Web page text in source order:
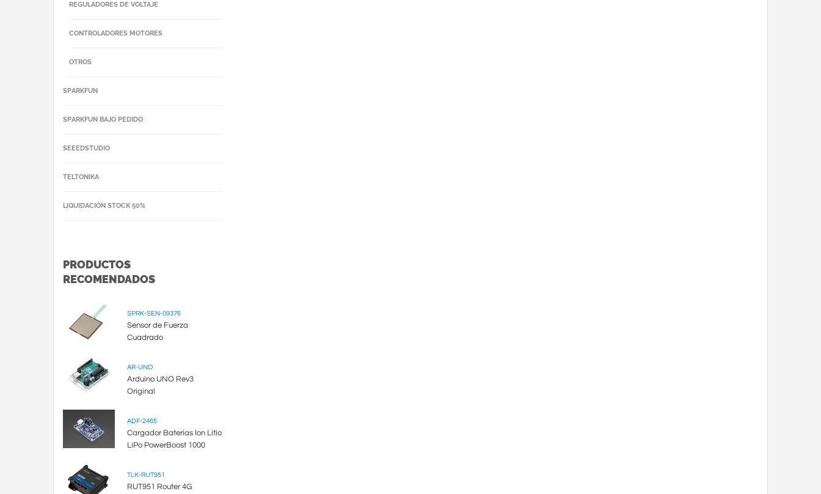
REGULADORES DE VOLTAJE
CONTROLADORES MOTORES
OTROS
SPARKFUN
SPARKFUN BAJO PEDIDO
SEEEDSTUDIO
TELTONIKA
LIQUIDACIÓN STOCK 50%
PRODUCTOS
RECOMENDADOS
SPRK-SEN-09376
Sensor de Fuerza
Cuadrado
AR-UNO
Arduino UNO Rev3
Original
ADF-2465
Cargador Baterías Ion Litio
LiPo PowerBoost 1000
TLK-RUT951
RUT951 Router 4G